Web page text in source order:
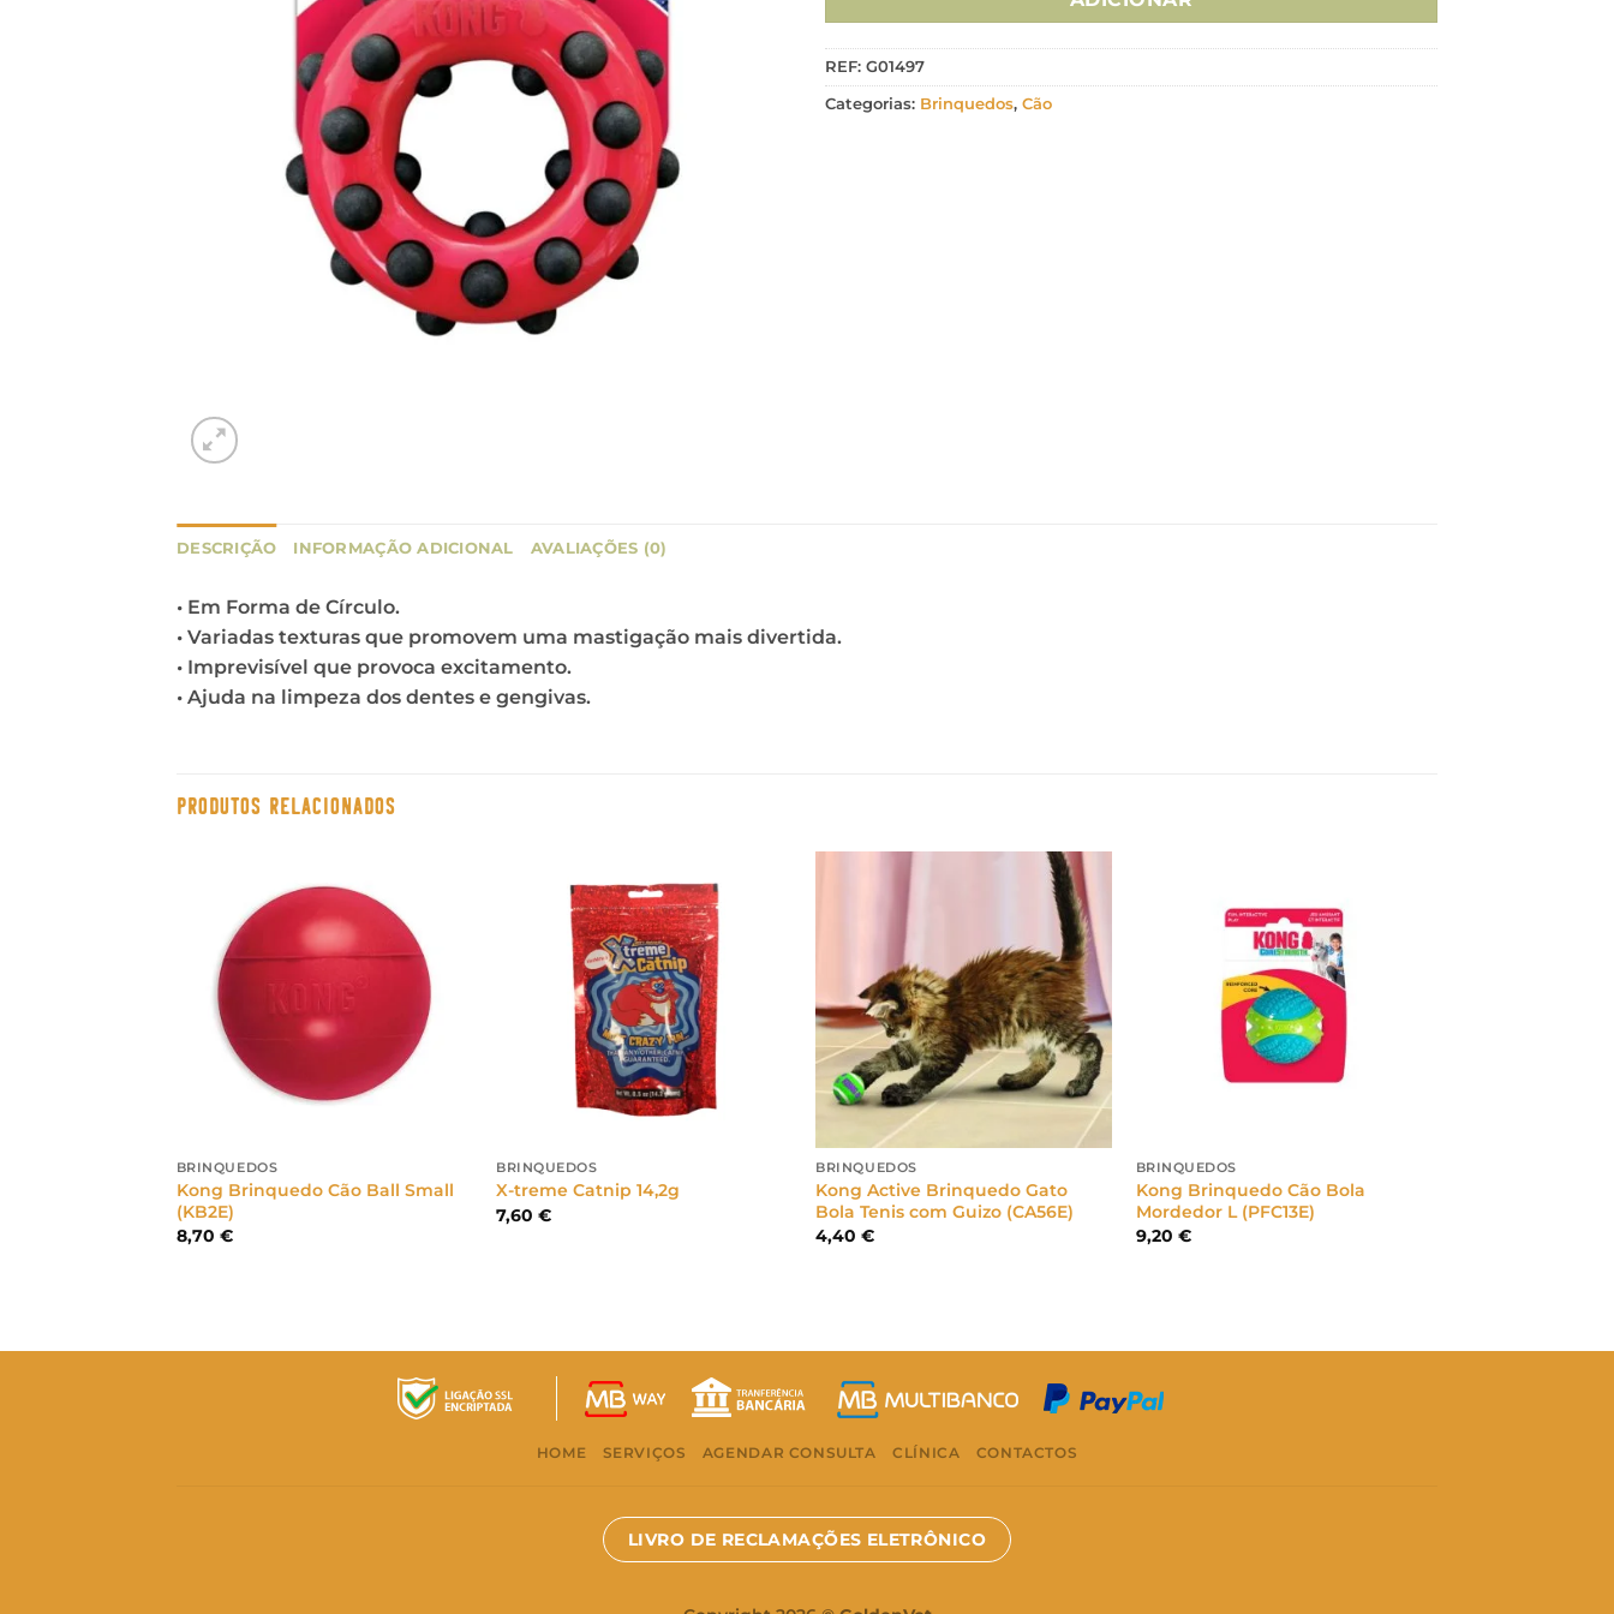
REF: G01497
Categorias: Brinquedos, Cão
DESCRIÇÃO INFORMAÇÃO ADICIONAL AVALIAÇÕES (0)
• Em Forma de Círculo.
• Variadas texturas que promovem uma mastigação mais divertida.
• Imprevisível que provoca excitamento.
• Ajuda na limpeza dos dentes e gengivas.
PRODUTOS RELACIONADOS
BRINQUEDOS
Kong Brinquedo Cão Ball Small
(KB2E)
8,70 €
BRINQUEDOS
X-treme Catnip 14,2g
7,60€
BRINQUEDOS
Kong Active Brinquedo Gato
Bola Tenis com Guizo (CA56E)
4,40€
BRINQUEDOS
Kong Brinquedo Cão Bola
Mordedor L (PFC13E)
9,20 €
HOME SERVIÇOS AGENDAR CONSULTA CLÍNICA CONTACTOS
LIVRO DE RECLAMAÇÕES ELETRÔNICO